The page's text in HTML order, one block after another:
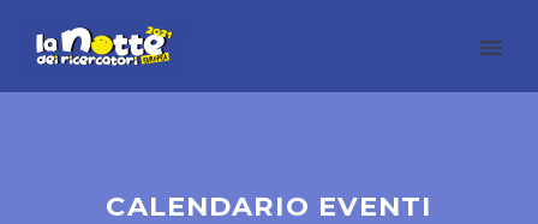
CALENDARIO EVENTI